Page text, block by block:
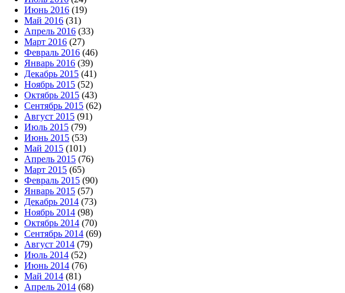
Июнь 2016 (19)
Май 2016 (31)
Апрель 2016 (33)
Март 2016 (27)
Февраль 2016 (46)
Январь 2016 (39)
Декабрь 2015 (41)
Ноябрь 2015 (52)
Октябрь 2015 (43)
Сентябрь 2015 (62)
Август 2015 (91)
Июль 2015 (79)
Июнь 2015 (53)
Май 2015 (101)
Апрель 2015 (76)
Март 2015 (65)
Февраль 2015 (90)
Январь 2015 (57)
Декабрь 2014 (73)
Ноябрь 2014 (98)
Октябрь 2014 (70)
Сентябрь 2014 (69)
Август 2014 (79)
Июль 2014 (52)
Июнь 2014 (76)
Май 2014 (81)
Апрель 2014 (68)